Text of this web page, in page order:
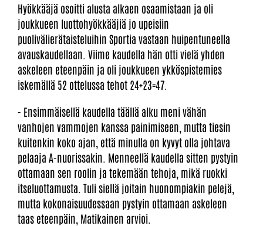
Hyökkääjä osoitti alusta alkaen osaamistaan ja oli
joukkueen luottohyökkääjiä jo upeisiin
puolivälierätaisteluihin Sportia vastaan huipentuneella
avauskaudellaan. Viime kaudella hän otti vielä yhden
askeleen eteenpäin ja oli joukkueen ykköspistemies
iskemällä 52 ottelussa tehot 24+23=47.
- Ensimmäisellä kaudella täällä alku meni vähän
vanhojen vammojen kanssa painimiseen, mutta tiesin
kuitenkin koko ajan, että minulla on kyvyt olla johtava
pelaaja A-nuorissakin. Menneellä kaudella sitten pystyin
ottamaan sen roolin ja tekemään tehoja, mikä ruokki
itseluottamusta. Tuli siellä joitain huonompiakin pelejä,
mutta kokonaisuudessaan pystyin ottamaan askeleen
taas eteenpäin, Matikainen arvioi.